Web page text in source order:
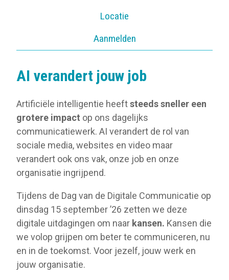
Locatie
Aanmelden
AI verandert jouw job
Artificiële intelligentie heeftsteeds sneller een
grotere impact op ons dagelijks
communicatiewerk. AI verandert de rol van
sociale media, websites en video maar
verandert ook ons vak, onze job en onze
organisatie ingrijpend.
Tijdens de Dag van de Digitale Communicatie op
dinsdag 15 september ’26 zetten we deze
digitale uitdagingen om naar kansen. Kansen die
we volop grijpen om beter te communiceren, nu
en in de toekomst. Voor jezelf, jouw werk en
jouw organisatie.